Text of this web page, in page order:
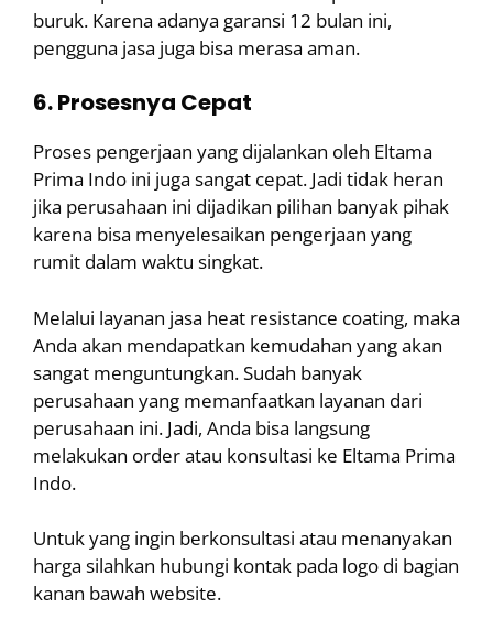
buruk. Karena adanya garansi 12 bulan ini,
pengguna jasa juga bisa merasa aman.
6. Prosesnya Cepat
Proses pengerjaan yang dijalankan oleh Eltama
Prima Indo ini juga sangat cepat. Jadi tidak heran
jika perusahaan ini dijadikan pilihan banyak pihak
karena bisa menyelesaikan pengerjaan yang
rumit dalam waktu singkat.
Melalui layanan jasa heat resistance coating, maka
Anda akan mendapatkan kemudahan yang akan
sangat menguntungkan. Sudah banyak
perusahaan yang memanfaatkan layanan dari
perusahaan ini. Jadi, Anda bisa langsung
melakukan order atau konsultasi ke Eltama Prima
Indo.
Untuk yang ingin berkonsultasi atau menanyakan
harga silahkan hubungi kontak pada logo di bagian
kanan bawah website.